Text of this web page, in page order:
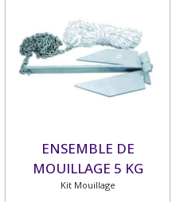
ENSEMBLE DE
MOUILLAGE 5 KG
Kit Mouillage